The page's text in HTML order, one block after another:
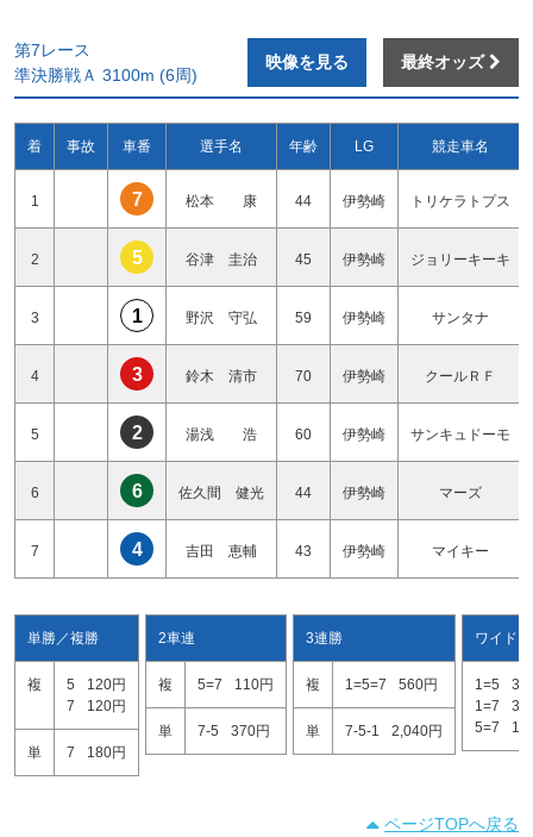
第7レース
準決勝戦Ａ 3100m (6周)
映像を見る 最終オッズ
着 事故 車番 選手名 年齢 LG 競走車名
1 7 松本 康 44 伊勢崎 トリケラトプス
2 5 谷津 圭治 45 伊勢崎 ジョリーキーキ
3 1 野沢 守弘 59 伊勢崎 サンタナ
4 3 鈴木 清市 70 伊勢崎 クールＲＦ
5 2 湯浅 浩 60 伊勢崎 サンキュドーモ
6 6 佐久間 健光 44 伊勢崎 マーズ
7 4 吉田 恵輔 43 伊勢崎 マイキー
単勝／複勝
複 5
120円
7
120円
単 7 180円
2車連
複 5=7 110円
単 7-5 370円
3連勝
複 1=5=7 560円
単 7-5-1 2,040円
ワイド
1=5
1=7
5=7
ページTOPへ戻る